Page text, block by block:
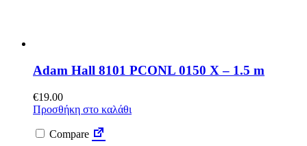
Adam Hall 8101 PCONL 0150 X – 1.5 m
€19.00
Προσθήκη στο καλάθι
Compare